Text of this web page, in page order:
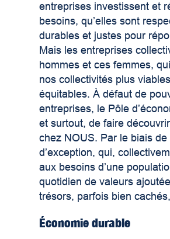
entreprises investissent et
besoins, qu’elles sont
durables et justes pour
Mais les entreprises
hommes et ces femmes,
nos collectivités plus
équitables. À défaut de
entreprises, le Pôle
et surtout, de faire
chez NOUS. Par le biais
d’exception, qui,
aux besoins d’une
quotidien de valeurs
trésors, parfois bien
Économie durable